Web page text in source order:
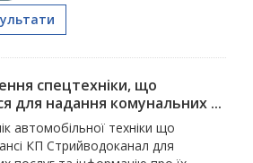
спецтехніки, що
для надання комунальних ...
автомобільної техніки що
КП Стрийводоканал для